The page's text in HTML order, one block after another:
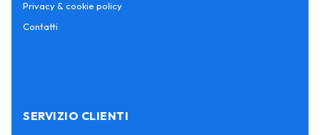
Privacy & cookie policy
Contatti
SERVIZIO CLIENTI